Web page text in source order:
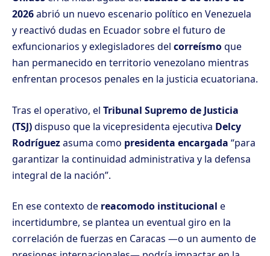
2026abrió un nuevo escenario político en Venezuela
y reactivó dudas en Ecuador sobre el futuro de
exfuncionarios y exlegisladores del correísmoque
han permanecido en territorio venezolano mientras
enfrentan procesos penales en la justicia ecuatoriana.
Tras el operativo, el Tribunal Supremo de Justicia
(TSJ)dispuso que la vicepresidenta ejecutiva Delcy
Rodríguezasuma como presidenta encargada “para
garantizar la continuidad administrativa y la defensa
integral de la nación”.
En ese contexto de reacomodo institucional e
incertidumbre, se plantea un eventual giro en la
correlación de fuerzas en Caracas —o un aumento de